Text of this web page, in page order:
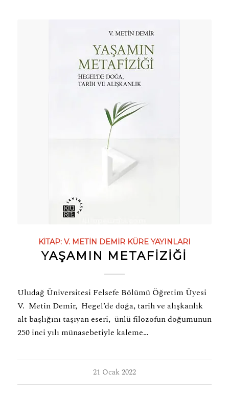
KITAP: V. METIN DEMIR KÜRE YAYINLARI
YAŞAMIN METAFİZİĞİ
Uludağ Üniversitesi Felsefe Bölümü Öğretim Üyesi
V. Metin Demir, Hegel’de doğa, tarih ve alışkanlık
alt başlığını taşıyan eseri, ünlü filozofun doğumunun
250 inci yılı münasebetiyle kaleme…
21 Ocak 2022